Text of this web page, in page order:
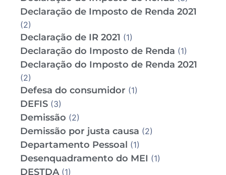
Declaração de Imposto de Renda 2021
(2)
Declaração de IR 2021 (1)
Declaração do Imposto de Renda (1)
Declaração do Imposto de Renda 2021
(2)
Defesa do consumidor (1)
DEFIS (3)
Demissão (2)
Demissão por justa causa (2)
Departamento Pessoal (1)
Desenquadramento do MEI (1)
DESTDA(1)